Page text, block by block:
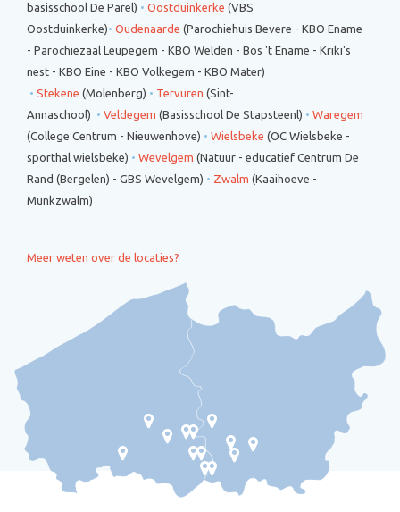
basisschool De Parel) • Oostduinkerke (VBS
Oostduinkerke)• Oudenaarde (Parochiehuis Bevere - KBO Ename
- Parochiezaal Leupegem - KBO Welden - Bos 't Ename - Kriki's
nest - KBO Eine - KBO Volkegem - KBO Mater)
• Stekene (Molenberg) • Tervuren (Sint-
Annaschool) • Veldegem (Basisschool De Stapsteenl) • Waregem
(College Centrum - Nieuwenhove) • Wielsbeke (OC Wielsbeke -
sporthal wielsbeke) • Wevelgem (Natuur - educatief Centrum De
Rand (Bergelen) - GBS Wevelgem) • Zwalm (Kaaihoeve -
Munkzwalm)
Meer weten over de locaties?